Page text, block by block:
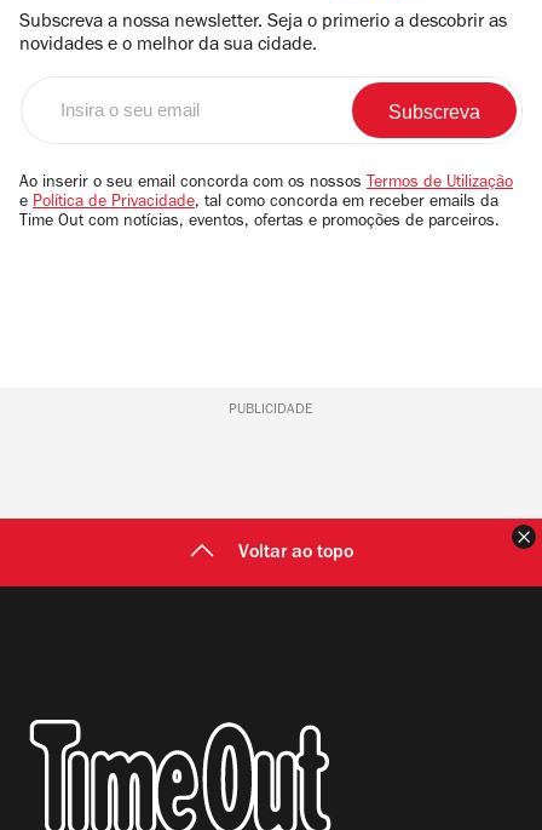
Subscreva a nossa newsletter. Seja o primerio a descobrir as
novidades e o melhor da sua cidade.
email
Ao inserir o seu email concorda com os nossos Termos de Utilização
e Política de Privacidade, tal como concorda em receber emails da
Time Out com notícias, eventos, ofertas e promoções de parceiros.
PUBLICIDADE
Voltar ao topo